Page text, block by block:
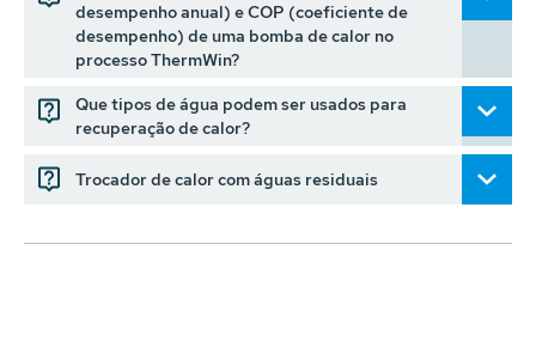
desempenho anual) e COP (coeficiente de
desempenho) de uma bomba de calor no
processo ThermWin?
Que tipos de água podem ser usados para
recuperação de calor?
Trocador de calor com águas residuais